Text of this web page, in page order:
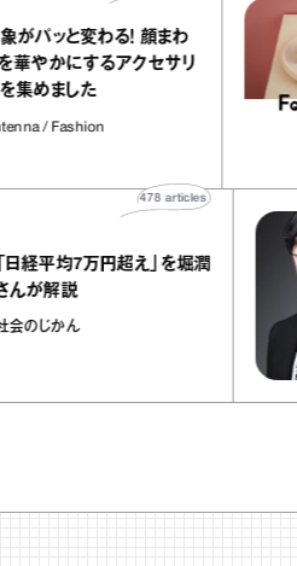
印象がパッと変わる！ 顔まわ
りを華やかにするアクセサリ
ーを集めました
Antenna / Fashion
超え」を堀潤